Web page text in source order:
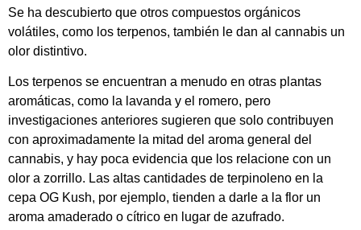
Se ha descubierto que otros compuestos orgánicos
volátiles, como los terpenos, también le dan al cannabis un
olor distintivo.
Los terpenos se encuentran a menudo en otras plantas
aromáticas, como la lavanda y el romero, pero
investigaciones anteriores sugieren que solo contribuyen
con aproximadamente la mitad del aroma general del
cannabis, y hay poca evidencia que los relacione con un
olor a zorrillo. Las altas cantidades de terpinoleno en la
cepa OG Kush, por ejemplo, tienden a darle a la flor un
aroma amaderado o cítrico en lugar de azufrado.